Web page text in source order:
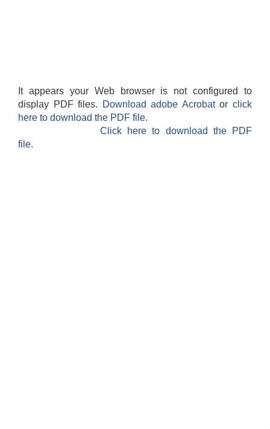
It appears your Web browser is not configured to
display PDF files.
Download adobe Acrobatorclick
here to download the PDF file.
Click here to download the PDF
file.